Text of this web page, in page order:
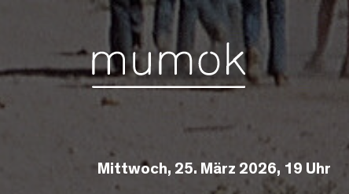
Mittwoch, 25. März 2026, 19 Uhr